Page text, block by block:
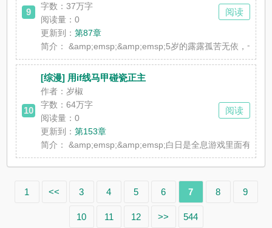
9
字数：37万字
阅读量：0
更新到：第87章
简介：
&amp;emsp;&amp;emsp;5岁的露露孤苦无依，一天
阅读
10
[综漫] 用if线马甲碰瓷正主
作者：岁椒
字数：64万字
阅读量：0
更新到：第153章
简介：
&amp;emsp;&amp;emsp;白日是全息游戏里面有名
阅读
1 << 3 4 5 6 7 8 9
10 11 12 >> 544